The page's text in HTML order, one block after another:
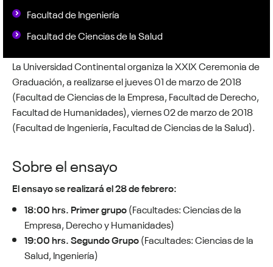
Facultad de Ingeniería
Facultad de Ciencias de la Salud
La Universidad Continental organiza la XXIX Ceremonia de
Graduación, a realizarse el jueves 01 de marzo de 2018
(Facultad de Ciencias de la Empresa, Facultad de Derecho,
Facultad de Humanidades), viernes 02 de marzo de 2018
(Facultad de Ingeniería, Facultad de Ciencias de la Salud).
Sobre el ensayo
Elensayo se realizará el 28 de febrero:
18:00 hrs. Primer grupo(Facultades: Ciencias de la
Empresa, Derecho y Humanidades)
19:00 hrs. Segundo Grupo(Facultades: Ciencias de la
Salud, Ingeniería)